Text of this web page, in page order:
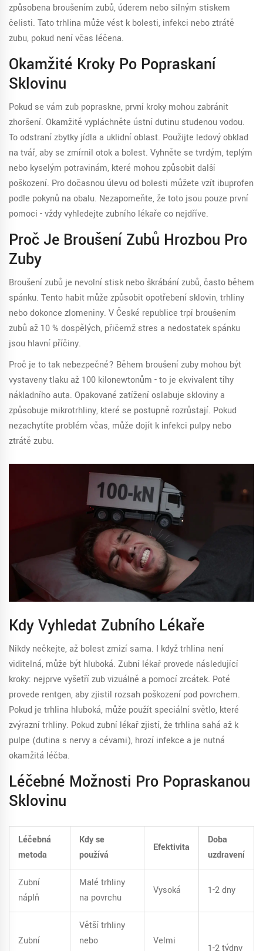
způsobena broušením zubů, úderem nebo silným stiskem
čelisti. Tato trhlina může vést k bolesti, infekci nebo ztrátě
zubu, pokud není včas léčena.
Okamžité Kroky Po Popraskaní
Sklovinu
Pokud se vám zub popraskne, první kroky mohou zabránit
zhoršení. Okamžitě vypláchněte ústní dutinu studenou vodou.
To odstraní zbytky jídla a uklidní oblast. Použijte ledový obklad
na tvář, aby se zmírnil otok a bolest. Vyhněte se tvrdým, teplým
nebo kyselým potravinám, které mohou způsobit další
poškození. Pro dočasnou úlevu od bolesti můžete vzít ibuprofen
podle pokynů na obalu. Nezapomeňte, že toto jsou pouze první
pomoci - vždy vyhledejte zubního lékaře co nejdříve.
Proč Je Broušení Zubů Hrozbou Pro
Zuby
Broušení zubů je nevolní stisk nebo škrábání zubů, často během
spánku. Tento habit může způsobit opotřebení sklovin, trhliny
nebo dokonce zlomeniny. V České republice trpí broušením
zubů až 10 % dospělých, přičemž stres a nedostatek spánku
jsou hlavní příčiny.
Proč je to tak nebezpečné? Během broušení zuby mohou být
vystaveny tlaku až 100 kilonewtonům - to je ekvivalent tíhy
nákladního auta. Opakované zatížení oslabuje skloviny a
způsobuje mikrotrhliny, které se postupně rozrůstají. Pokud
nezachytíte problém včas, může dojít k infekci pulpy nebo
ztrátě zubu.
Kdy Vyhledat Zubního Lékaře
Nikdy nečkejte, až bolest zmizí sama. I když trhlina není
viditelná, může být hluboká. Zubní lékař provede následující
kroky: nejprve vyšetří zub vizuálně a pomocí zrcátek. Poté
provede rentgen, aby zjistil rozsah poškození pod povrchem.
Pokud je trhlina hluboká, může použít speciální světlo, které
zvýrazní trhliny. Pokud zubní lékař zjistí, že trhlina sahá až k
pulpe (dutina s nervy a cévami), hrozí infekce a je nutná
okamžitá léčba.
Léčebné Možnosti Pro Popraskanou
Sklovinu
Léčebná
metoda
Kdy se
používá
Efektivita
Doba
uzdravení
Zubní
náplň
Malé trhliny
na povrchu
Vysoká 1-2 dny
Zubní
Větší trhliny
nebo
Velmi
1-2 týdny